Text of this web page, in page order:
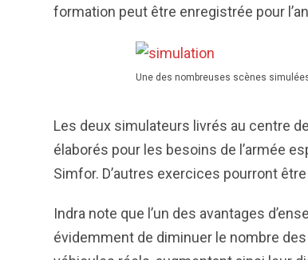
formation peut être enregistrée pour
Une des nombreuses scènes
Les deux simulateurs livrés au centre
élaborés pour les besoins de l’armée
Simfor. D’autres exercices pourront
Indra note que l’un des avantages
évidemment de diminuer le nombre